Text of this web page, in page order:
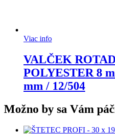
Viac info
VALČEK
POLYESTER 8
mm / 12/504
Možno by sa Vám